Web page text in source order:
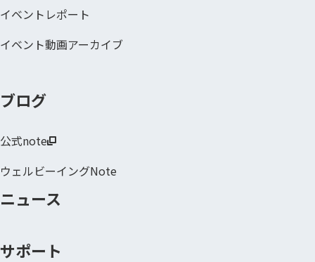
イベントレポート
イベント動画アーカイブ
ブログ
公式note
ウェルビーイングNote
ニュース
サポート